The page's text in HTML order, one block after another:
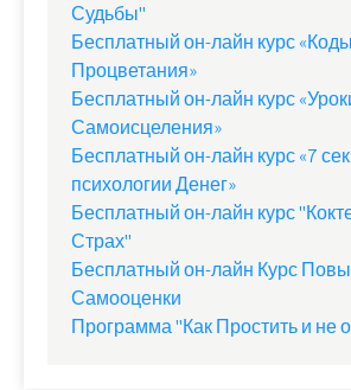
Судьбы"
Бесплатный он-лайн курс «Коды
Процветания»
Бесплатный он-лайн курс
Самоисцеления»
Бесплатный он-лайн курс «7
психологии Денег»
Бесплатный он-лайн курс
Страх"
Бесплатный он-лайн Курс
Самооценки
Программа "Как Простить и не